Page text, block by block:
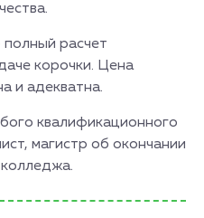
расчет
корочки. Цена
и адекватна.
квалификационного
магистр об окончании